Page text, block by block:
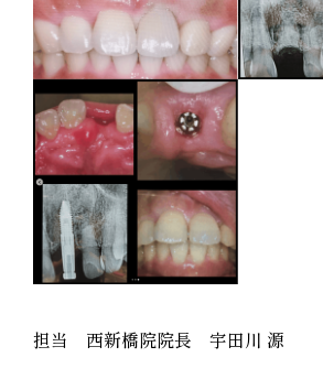
担当 西新橋院院長 宇田川 源